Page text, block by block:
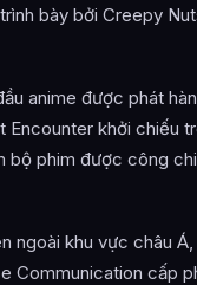
bày bởi Creepy
anime được phát
Encounter khởi chiếu
bộ phim được công
ngoài khu vực châu
Communication cấp